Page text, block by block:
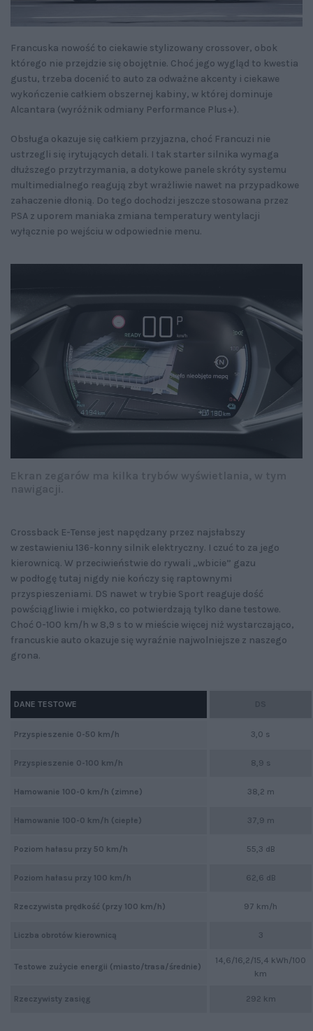
Francuska nowość to ciekawie stylizowany crossover, obok
którego nie przejdzie się obojętnie. Choć jego wygląd to kwestia
gustu, trzeba docenić to auto za odważne akcenty i ciekawe
wykończenie całkiem obszernej kabiny, w której dominuje
Alcantara (wyróżnik odmiany Performance Plus+).
Obsługa okazuje się całkiem przyjazna, choć Francuzi nie
ustrzegli się irytujących detali. I tak starter silnika wymaga
dłuższego przytrzymania, a dotykowe panele skróty systemu
multimedialnego reagują zbyt wrażliwie nawet na przypadkowe
zahaczenie dłonią. Do tego dochodzi jeszcze stosowana przez
PSA z uporem maniaka zmiana temperatury wentylacji
wyłącznie po wejściu w odpowiednie menu.
Crossback E-Tense jest napędzany przez najsłabszy
w zestawieniu 136-konny silnik elektryczny. I czuć to za jego
kierownicą. W przeciwieństwie do rywali „wbicie” gazu
w podłogę tutaj nigdy nie kończy się raptownymi
przyspieszeniami. DS nawet w trybie Sport reaguje dość
powściągliwie i miękko, co potwierdzają tylko dane testowe.
Choć 0-100 km/h w 8,9 s to w mieście więcej niż wystarczająco,
francuskie auto okazuje się wyraźnie najwolniejsze z naszego
grona.
3,0 s
8,9 s
38,2 m
37,9 m
55,3 dB
62,6 dB
97 km/h
3
14,6/16,2/15,4 kWh/100
km
292 km
DANE TESTOWE
Przyspieszenie 0-50 km/h
Przyspieszenie 0-100 km/h
Hamowanie 100-0 km/h (zimne)
Hamowanie 100-0 km/h (ciepłe)
Poziom hałasu przy 50 km/h
Poziom hałasu przy 100 km/h
Rzeczywista prędkość (przy 100 km/h)
Liczba obrotów kierownicą
Testowe zużycie energii (miasto/trasa/średnie)
Rzeczywisty zasięg